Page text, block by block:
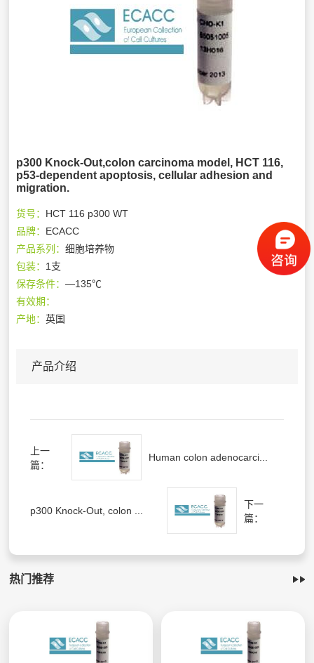
p300 Knock-Out,colon carcinoma model, HCT 116,
p53-dependent apoptosis, cellular adhesion and
migration.
货号： HCT 116 p300 WT
品牌： ECACC
产品系列：细胞培养物
包装： 1支
保存条件：—135℃
有效期：
产地：英国
产品介绍
上一
篇：
Human colon adenocarci...
p300 Knock-Out, colon ...
下一
篇：
热门推荐